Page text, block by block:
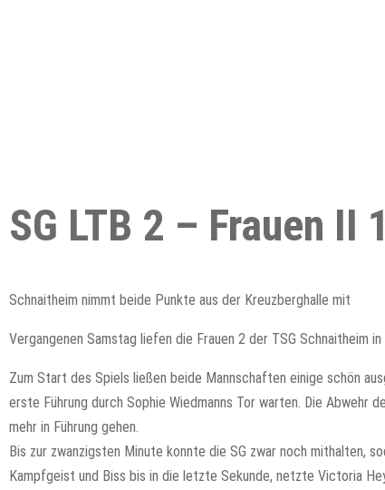
SG LTB 2 – Frauen II
Schnaitheim nimmt beide Punkte aus der Kreuzberghalle mit
Vergangenen Samstag liefen die Frauen 2 der TSG Schnaitheim
Zum Start des Spiels ließen beide Mannschaften einige schön
erste Führung durch Sophie Wiedmanns Tor warten. Die Abwehr
mehr in Führung gehen.
Bis zur zwanzigsten Minute konnte die SG zwar noch mithalten,
Kampfgeist und Biss bis in die letzte Sekunde, netzte Victoria